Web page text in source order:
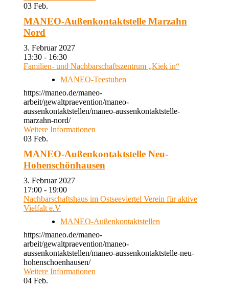
03 Feb.
MANEO-Außenkontaktstelle Marzahn
Nord
3. Februar 2027
13:30 - 16:30
Familien- und Nachbarschaftszentrum „Kiek in“
MANEO-Teestuben
https://maneo.de/maneo-
arbeit/gewaltpraevention/maneo-
aussenkontaktstellen/maneo-aussenkontaktstelle-
marzahn-nord/
Weitere Informationen
03 Feb.
MANEO-Außenkontaktstelle Neu-
Hohenschönhausen
3. Februar 2027
17:00 - 19:00
Nachbarschaftshaus im Ostseeviertel Verein für aktive
Vielfalt e.V
MANEO-Außenkontaktstellen
https://maneo.de/maneo-
arbeit/gewaltpraevention/maneo-
aussenkontaktstellen/maneo-aussenkontaktstelle-neu-
hohenschoenhausen/
Weitere Informationen
04 Feb.